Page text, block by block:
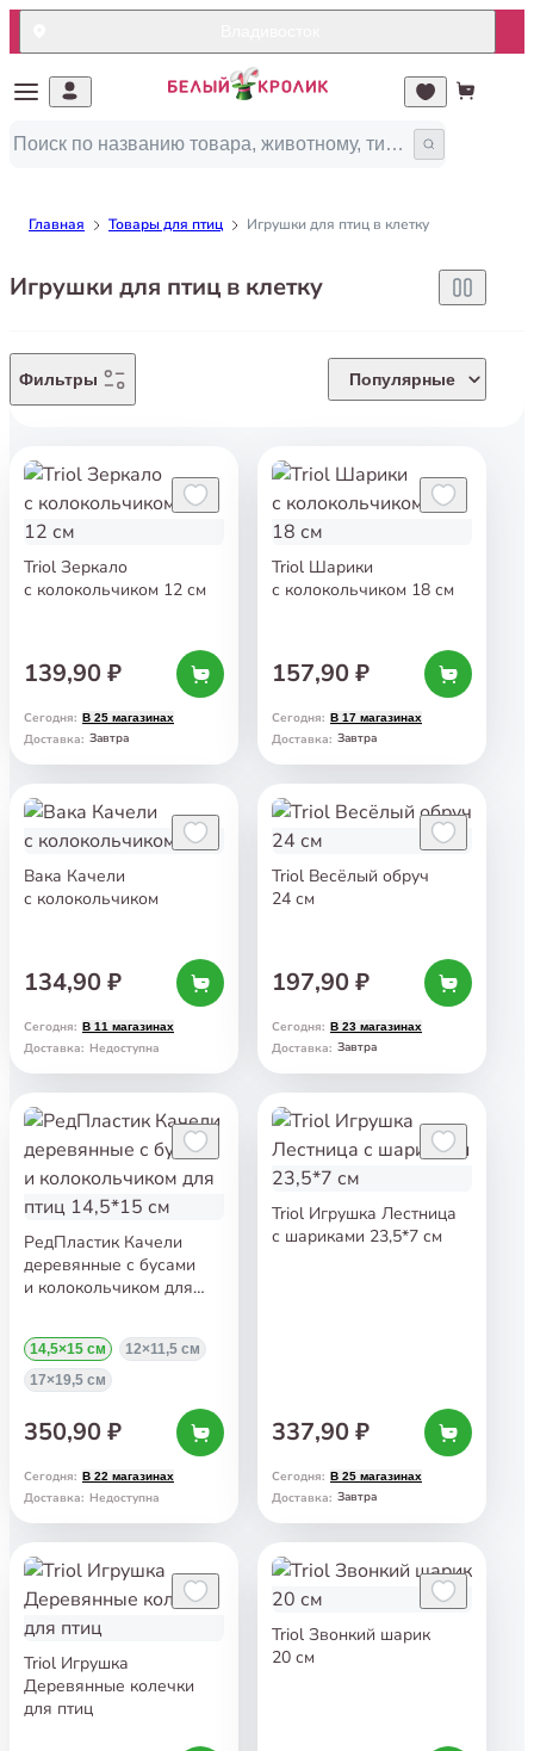
Главная Товары для птиц Игрушки для птиц в клетку
Игрушки для птиц в клетку
Фильтры Популярные
Triol Зеркало
с колокольчиком 12 см
139,90 ₽
Сегодня: В 25 магазинах
Доставка: Завтра
Triol Шарики
с колокольчиком 18 см
157,90 ₽
Сегодня: В 17 магазинах
Доставка: Завтра
Вака Качели
с колокольчиком
134,90 ₽
Сегодня: В 11 магазинах
Доставка: Недоступна
Triol Весёлый обруч
24 см
197,90 ₽
Сегодня: В 23 магазинах
Доставка: Завтра
РедПластик Качели
деревянные с бусами
и колокольчиком для
14,5×15 см
12×11,5 см
17×19,5 см
350,90 ₽
Сегодня: В 22 магазинах
Доставка: Недоступна
Triol Игрушка Лестница
с шариками 23,5*7 см
337,90 ₽
Сегодня: В 25 магазинах
Доставка: Завтра
Triol Игрушка
Деревянные колечки
для птиц
Triol Звонкий шарик
20 см